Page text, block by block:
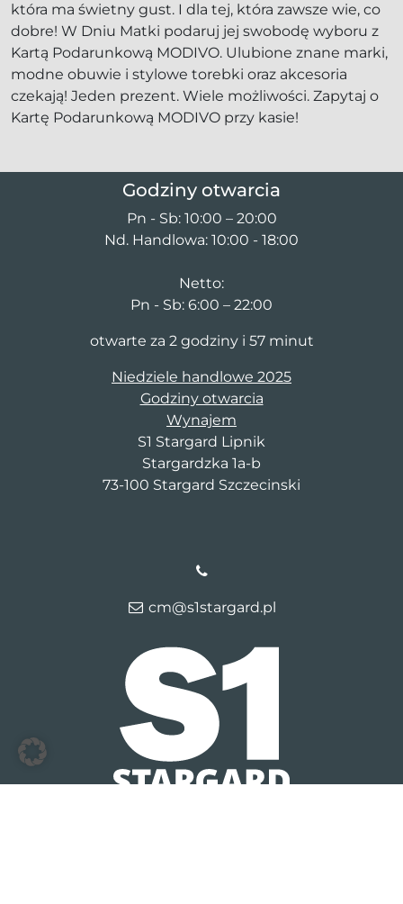
która ma świetny gust. I dla tej, która zawsze wie, co
dobre! W Dniu Matki podaruj jej swobodę wyboru z
Kartą Podarunkową MODIVO. Ulubione znane marki,
modne obuwie i stylowe torebki oraz akcesoria
czekają! Jeden prezent. Wiele możliwości. Zapytaj o
Kartę Podarunkową MODIVO przy kasie!
Godziny otwarcia
Pn - Sb: 10:00 – 20:00
Nd. Handlowa: 10:00 - 18:00
Netto:
Pn - Sb: 6:00 – 22:00
otwarte za 2 godziny i 57 minut
Niedziele handlowe 2025
Godziny otwarcia
Wynajem
S1 Stargard Lipnik
Stargardzka 1a-b
73-100 Stargard Szczecinski
cm@s1stargard.pl